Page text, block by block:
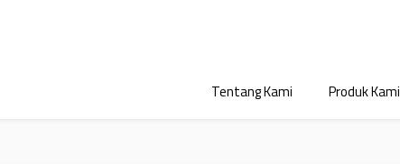
Tentang Kami Produk Kami